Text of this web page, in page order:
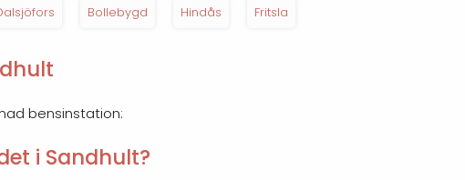
Bollebygd Hindås Fritsla
bensinstation:
i Sandhult?